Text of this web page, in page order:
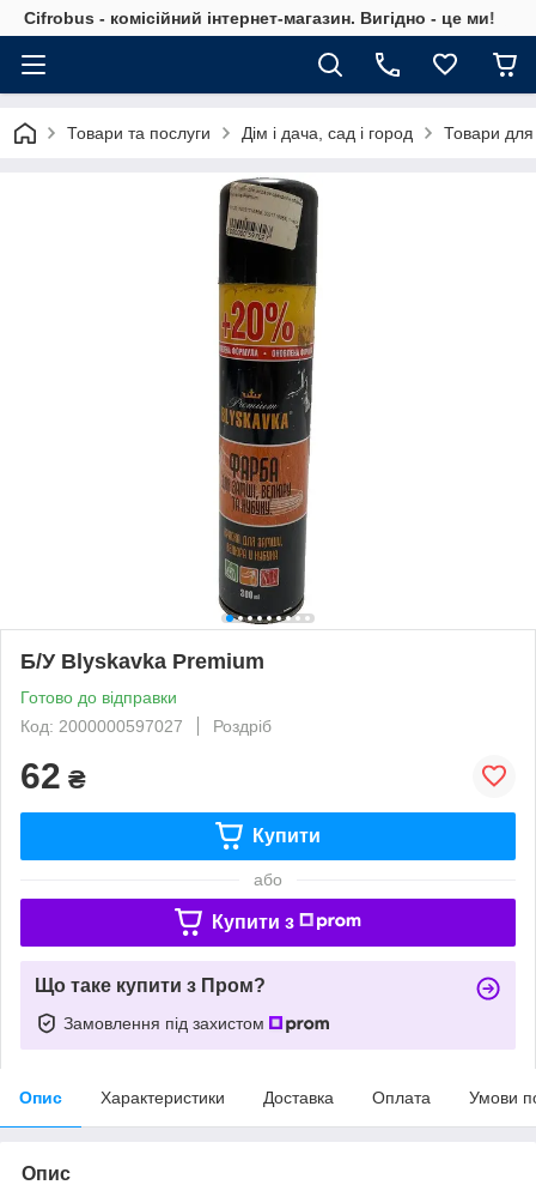
Cifrobus - комiсiйний iнтернет-магазин. Вигiдно - це ми!
Товари та послуги Дім і дача, сад і город Товари
Б/У Blyskavka Premium
Готово до відправки
Код: 2000000597027
Роздріб
62 ₴
Купити
або
Купити з
Що таке купити з Пром?
Замовлення під захистом
Опис Характеристики Доставка Оплата Умови
Опис